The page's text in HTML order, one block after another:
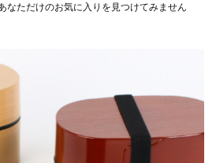
なただけのお気に入りを見つけてみません